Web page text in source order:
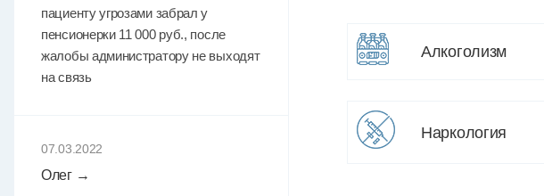
Алкоголизм
Наркология
пациенту угрозами забрал у
пенсионерки 11 000 руб., после
жалобы администратору не выходят
на связь
07.03.2022
Олег →